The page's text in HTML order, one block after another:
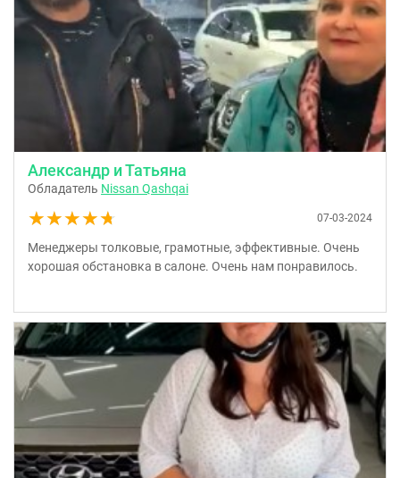
Александр и Татьяна
Обладатель Nissan Qashqai
★★★★★
★★★★★ 07-03-2024
Менеджеры толковые, грамотные, эффективные. Очень
хорошая обстановка в салоне. Очень нам понравилось.